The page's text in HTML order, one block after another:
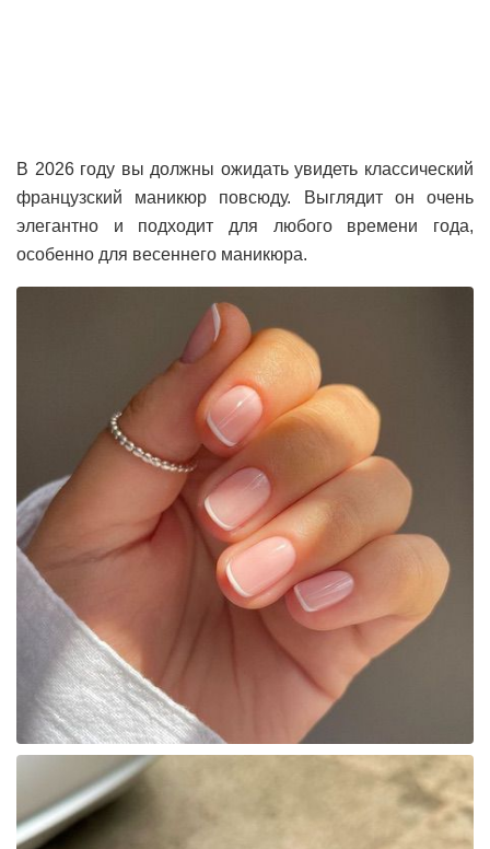
В 2026 году вы должны ожидать увидеть классический
французский маникюр повсюду. Выглядит он очень
элегантно и подходит для любого времени года,
особенно для весеннего маникюра.